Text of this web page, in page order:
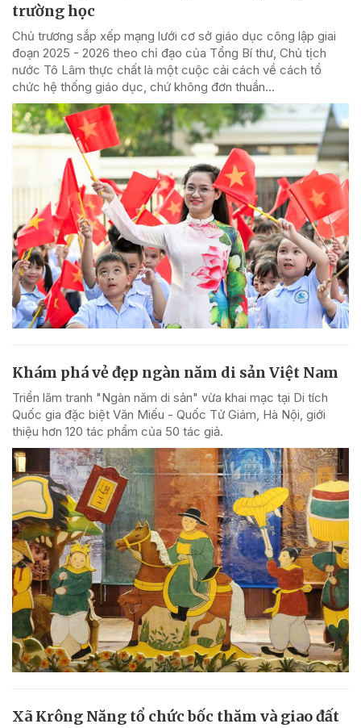
trường học
Chủ trương sắp xếp mạng lưới cơ sở giáo dục công lập giai
đoạn 2025 - 2026 theo chỉ đạo của Tổng Bí thư, Chủ tịch
nước Tô Lâm thực chất là một cuộc cải cách về cách tổ
chức hệ thống giáo dục, chứ không đơn thuần...
Khám phá vẻ đẹp ngàn năm di sản Việt Nam
Triển lãm tranh "Ngàn năm di sản" vừa khai mạc tại Di tích
Quốc gia đặc biệt Văn Miếu - Quốc Tử Giám, Hà Nội, giới
thiệu hơn 120 tác phẩm của 50 tác giả.
Xã Krông Năng tổ chức bốc thăm và giao đất